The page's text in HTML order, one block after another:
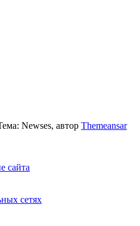
Newses, автор Themeansar
сайта
сетях